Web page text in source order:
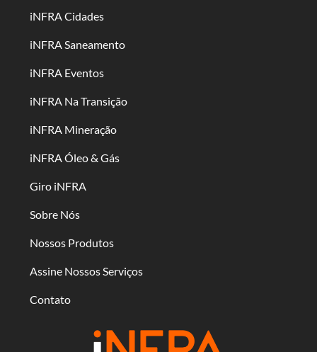
iNFRA Cidades
iNFRA Saneamento
iNFRA Eventos
iNFRA Na Transição
iNFRA Mineração
iNFRA Óleo & Gás
Giro iNFRA
Sobre Nós
Nossos Produtos
Assine Nossos Serviços
Contato